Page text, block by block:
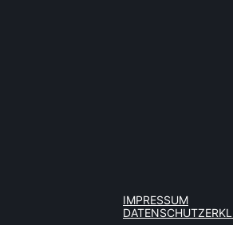
IMPRESSUM